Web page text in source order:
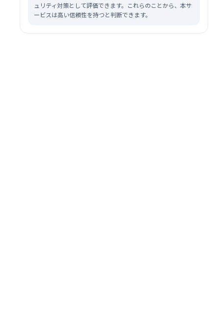
ュリティ対策として評価できます。これらのことから、本サ
ービスは高い信頼性を持つと判断できます。